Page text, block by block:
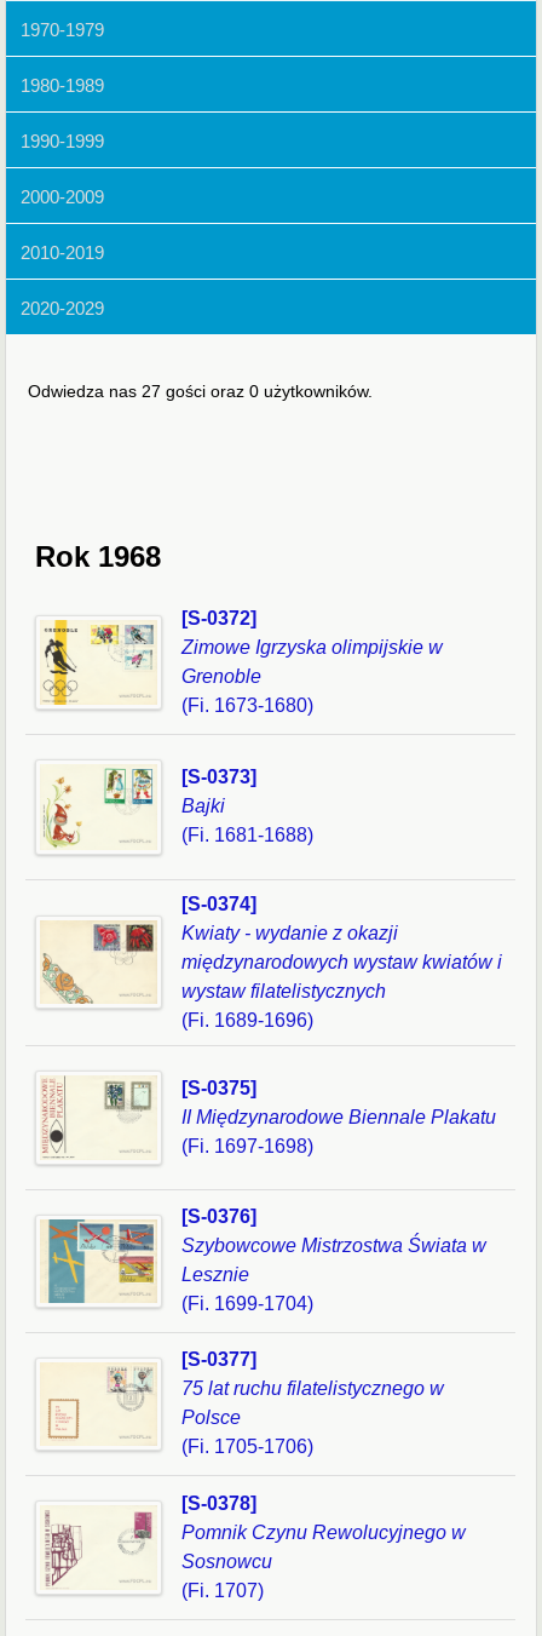
1970-1979
1980-1989
1990-1999
2000-2009
2010-2019
2020-2029
Odwiedza nas 27 gości oraz 0 użytkowników.
Rok 1968
[S-0372]
Zimowe Igrzyska olimpijskie w
Grenoble
(Fi. 1673-1680)
[S-0373]
Bajki
(Fi. 1681-1688)
[S-0374]
Kwiaty - wydanie z okazji
międzynarodowych wystaw kwiatów i
wystaw filatelistycznych
(Fi. 1689-1696)
[S-0375]
II Międzynarodowe Biennale Plakatu
(Fi. 1697-1698)
[S-0376]
Szybowcowe Mistrzostwa Świata w
Lesznie
(Fi. 1699-1704)
[S-0377]
75 lat ruchu filatelistycznego w
Polsce
(Fi. 1705-1706)
[S-0378]
Pomnik Czynu Rewolucyjnego w
Sosnowcu
(Fi. 1707)